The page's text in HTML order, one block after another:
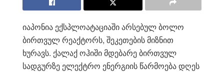
იაპონია ექსპლოატაციაში არსებულ ბოლო
ბირთვულ რეაქტორს, შეკეთების მიზნით
ხურავს. ქალაქ ოჰიში მდებარე ბირთვულ
სადგურზე ელექტრო ენერგიის წარმოება დღეს